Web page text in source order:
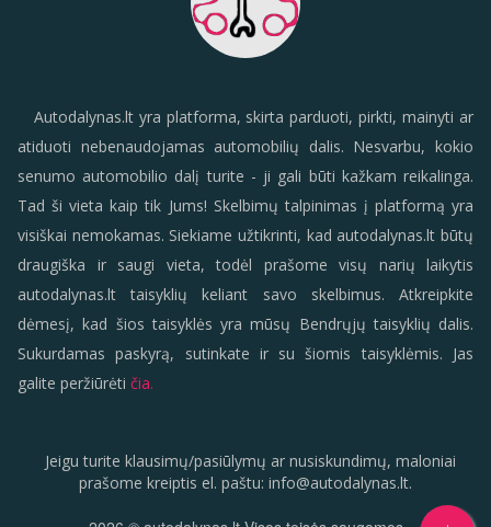
Autodalynas.lt yra platforma, skirta parduoti, pirkti, mainyti ar
atiduoti nebenaudojamas automobilių dalis. Nesvarbu, kokio
senumo automobilio dalį turite - ji gali būti kažkam reikalinga.
Tad ši vieta kaip tik Jums! Skelbimų talpinimas į platformą yra
visiškai nemokamas. Siekiame užtikrinti, kad autodalynas.lt būtų
draugiška ir saugi vieta, todėl prašome visų narių laikytis
autodalynas.lt taisyklių keliant savo skelbimus. Atkreipkite
dėmesį, kad šios taisyklės yra mūsų Bendrųjų taisyklių dalis.
Sukurdamas paskyrą, sutinkate ir su šiomis taisyklėmis. Jas
galite peržiūrėti čia.
Jeigu turite klausimų/pasiūlymų ar nusiskundimų, maloniai
prašome kreiptis el. paštu: info@autodalynas.lt.